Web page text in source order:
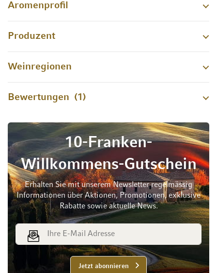
Aromenprofil
Produzent
Weinregionen
Bewertungen 1
10-Franken-
Willkommens-Gutschein
Erhalten Sie mit unserem Newsletter regelmässig
Informationen über Aktionen, Promotionen, exklusive
Rabatte sowie aktuelle News.
E-Mail Adresse
Jetzt abonnieren